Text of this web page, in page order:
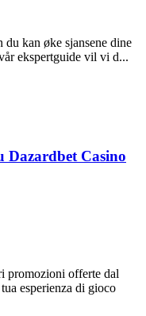
kan øke sjansene dine
ekspertguide vil vi d...
Dazardbet Casino
promozioni offerte dal
esperienza di gioco